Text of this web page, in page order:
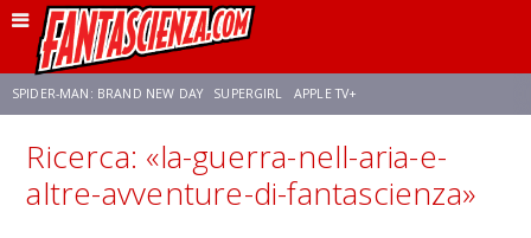
SPIDER-MAN: BRAND NEW DAY SUPERGIRL APPLE TV+
FRANCO RICCIARDIELLO ZENDAYA STAR TREK AVENGERS: DOOMSDAY
Ricerca: «la-guerra-nell-aria-e-
altre-avventure-di-fantascienza»